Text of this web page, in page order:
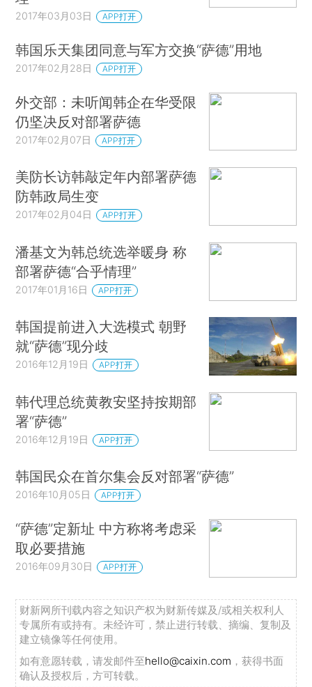
2017年03月03日 APP打开
韩国乐天集团同意与军方交换“萨德”用地
2017年02月28日 APP打开
外交部：未听闻韩企在华受限
仍坚决反对部署萨德
2017年02月07日 APP打开
美防长访韩敲定年内部署萨德
防韩政局生变
2017年02月04日 APP打开
潘基文为韩总统选举暖身 称
部署萨德“合乎情理”
2017年01月16日 APP打开
韩国提前进入大选模式 朝野
就“萨德”现分歧
2016年12月19日 APP打开
韩代理总统黄教安坚持按期部
署“萨德”
2016年12月19日 APP打开
韩国民众在首尔集会反对部署“萨德”
2016年10月05日 APP打开
“萨德”定新址 中方称将考虑采
取必要措施
2016年09月30日 APP打开
财新网所刊载内容之知识产权为财新传媒及/或相关权利人
专属所有或持有。未经许可，禁止进行转载、摘编、复制及
建立镜像等任何使用。
如有意愿转载，请发邮件至hello@caixin.com ，获得书面
确认及授权后，方可转载。